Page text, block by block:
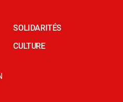
SOLIDARITÉS
CULTURE